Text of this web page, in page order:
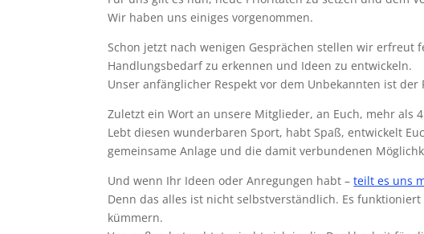
Wir haben uns einiges vorgenommen.
Schon jetzt nach wenigen Gesprächen stellen wir
Handlungsbedarf zu erkennen und Ideen zu entwickeln.
Unser anfänglicher Respekt vor dem Unbekannten ist
Zuletzt ein Wort an unsere Mitglieder, an Euch, mehr als
Lebt diesen wunderbaren Sport, habt Spaß, entwickelt
gemeinsame Anlage und die damit verbundenen
Und wenn Ihr Ideen oder Anregungen habt –teilt es uns
Denn das alles ist nicht selbstverständlich. Es
kümmern.